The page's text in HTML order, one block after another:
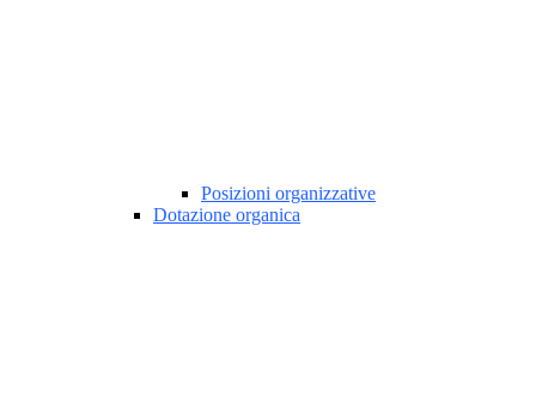
Posizioni organizzative
Dotazione organica